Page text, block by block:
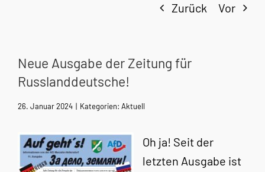
Zurück Vor
Neue Ausgabe der Zeitung für
Russlanddeutsche!
26. Januar 2024 | Kategorien: Aktuell
Oh ja! Seit der
letzten Ausgabe ist